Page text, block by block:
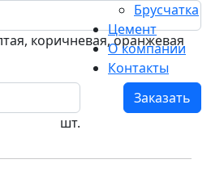
Брусчатка
Цемент
О компании
Контакты
коричневая, оранжевая
шт.
Заказать